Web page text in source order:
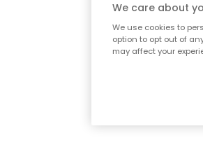
We care about
We use cookies to
option to opt out of
may affect your